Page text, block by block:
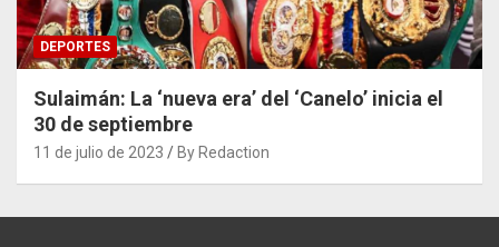
DEPORTES
Sulaimán: La ‘nueva era’ del ‘Canelo’ inicia el
30 de septiembre
11 de julio de 2023 By Redaction